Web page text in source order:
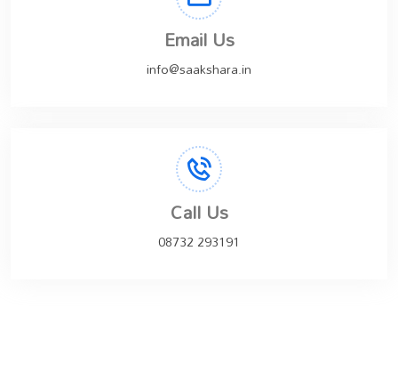
Email Us
info@saakshara.in
Call Us
08732 293191